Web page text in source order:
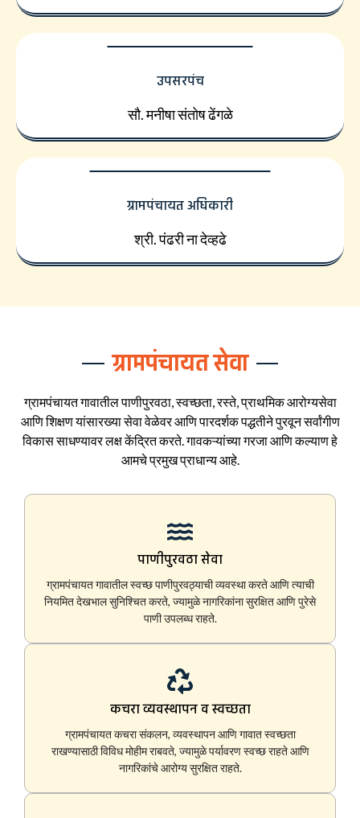
उपसरपंच
सौ. मनीषा संतोष ढेंगळे
ग्रामपंचायत अधिकारी
श्री. पंढरी ना देव्हढे
ग्रामपंचायत सेवा
ग्रामपंचायत गावातील पाणीपुरवठा, स्वच्छता, रस्ते, प्राथमिक आरोग्यसेवा
आणि शिक्षण यांसारख्या सेवा वेळेवर आणि पारदर्शक पद्धतीने पुरवून सर्वांगीण
विकास साधण्यावर लक्ष केंद्रित करते. गावकऱ्यांच्या गरजा आणि कल्याण हे
आमचे प्रमुख प्राधान्य आहे.
पाणीपुरवठा सेवा
ग्रामपंचायत गावातील स्वच्छ पाणीपुरवठ्याची व्यवस्था करते आणि त्याची
नियमित देखभाल सुनिश्चित करते, ज्यामुळे नागरिकांना सुरक्षित आणि पुरेसे
पाणी उपलब्ध राहते.
कचरा व्यवस्थापन व स्वच्छता
ग्रामपंचायत कचरा संकलन, व्यवस्थापन आणि गावात स्वच्छता
राखण्यासाठी विविध मोहीम राबवते, ज्यामुळे पर्यावरण स्वच्छ राहते आणि
नागरिकांचे आरोग्य सुरक्षित राहते.